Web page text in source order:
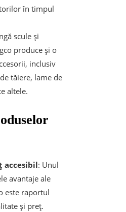
în timpul
scule și
produce și o
inclusiv
tăiere, lame de
altele.
accesibil: Unul
avantaje ale
este raportul
și preț.